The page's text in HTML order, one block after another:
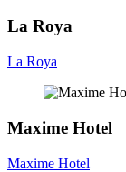
La Roya
La Roya
Maxime Hotel
Maxime Hotel